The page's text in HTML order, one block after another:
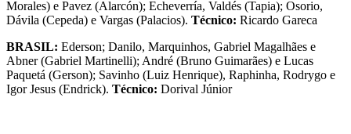
Morales) e Pavez (Alarcón); Echeverría, Valdés (Tapia); Osorio,
Dávila (Cepeda) e Vargas (Palacios). Técnico: Ricardo Gareca
BRASIL: Ederson; Danilo, Marquinhos, Gabriel Magalhães e
Abner (Gabriel Martinelli); André (Bruno Guimarães) e Lucas
Paquetá (Gerson); Savinho (Luiz Henrique), Raphinha, Rodrygo e
Igor Jesus (Endrick). Técnico: Dorival Júnior